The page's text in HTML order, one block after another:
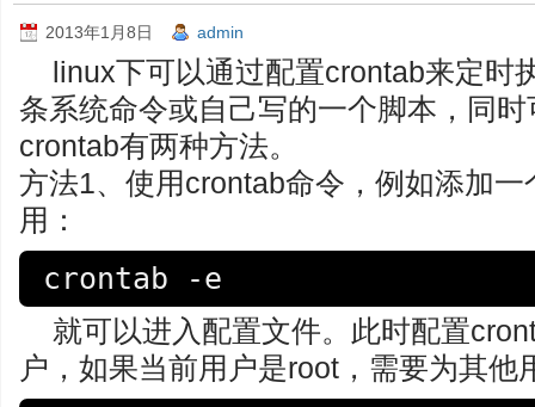
2013年1月8日 admin
linux下可以通过配置crontab来定时
条系统命令或自己写的一个脚本，同
crontab有两种方法。
方法1、使用crontab命令，例如添加
用：
就可以进入配置文件。此时配置
户，如果当前用户是root，需要为其他